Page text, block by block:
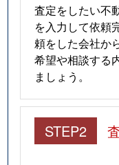
査定をしたい不
を入力して依頼
頼をした会社か
希望や相談する
ましょう。
STEP2